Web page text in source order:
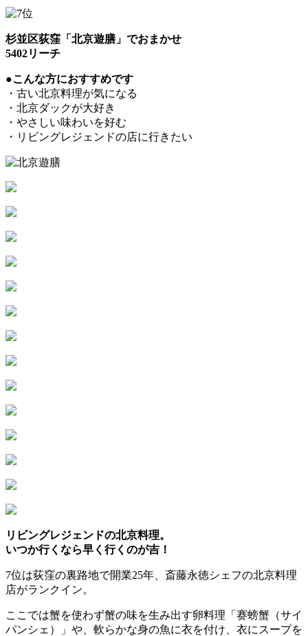
杉並区荻窪「北京遊膳」でおまかせ
5402リーチ
●こんな方におすすめです
・古い北京料理が気になる
・北京ダックが大好き
・やさしい味わいを好む
・リビングレジェンドの店に行きたい
リビングレジェンドの北京料理。
いつか行くなら早く行くのが吉！
7位は荻窪の裏路地で開業25年、斎藤永徳シェフの北京料理
店がランクイン。
ここでは蟹を使わず蟹の味を生み出す卵料理「赛螃蟹（サイ
パンシェ）」や、軟らかな身の魚に衣を付け、衣にスープを